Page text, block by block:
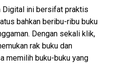
Digital ini bersifat praktis
bahkan beribu-ribu buku
Dengan sekali klik,
rak buku dan
memilih buku-buku yang